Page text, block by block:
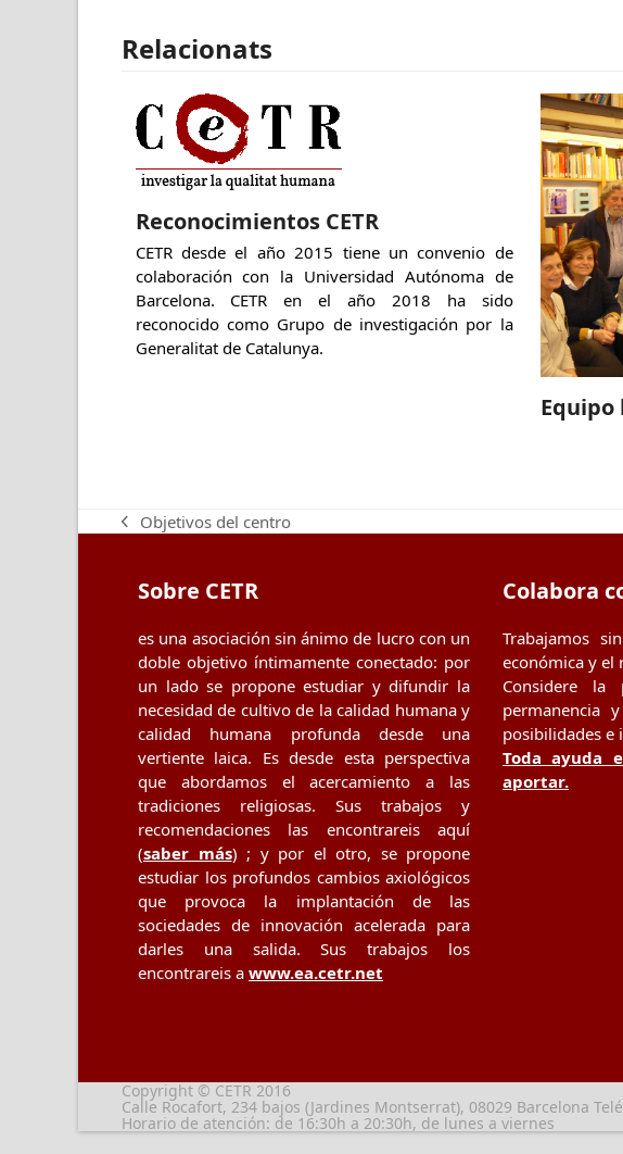
Relacionats
Reconocimientos CETR
CETR desde el año 2015 tiene un convenio de
colaboración con la Universidad Autónoma de
Barcelona. CETR en el año 2018 ha sido
reconocido como Grupo de investigación por la
Generalitat de Catalunya.
Equipo
previous
Objetivos del centro
Sobre CETR
es una asociación sin ánimo de lucro con un
doble objetivo íntimamente conectado: por
un lado se propone estudiar y difundir la
necesidad de cultivo de la calidad humana y
calidad humana profunda desde una
vertiente laica. Es desde esta perspectiva
que abordamos el acercamiento a las
tradiciones religiosas. Sus trabajos y
recomendaciones las encontrareis aquí
(saber más) ; y por el otro, se propone
estudiar los profundos cambios axiológicos
que provoca la implantación de las
sociedades de innovación acelerada para
darles una salida. Sus trabajos los
encontrareis a www.ea.cetr.net
Colabora
Trabajamos
económica y el
Considere
permanencia
posibilidades e
Toda ayuda
aportar.
Copyright © CETR 2016
Calle Rocafort, 234 bajos (Jardines Montserrat), 08029 Barcelona
Horario de atención: de 16:30h a 20:30h, de lunes a viernes